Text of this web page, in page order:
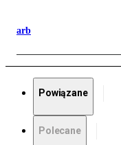
arb
Powiązane
Polecane